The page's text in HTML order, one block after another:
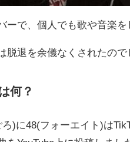
ーで、個人でも歌や音楽を
脱退を余儀なくされたので
何？
ろ)に48(フォーエイト)は